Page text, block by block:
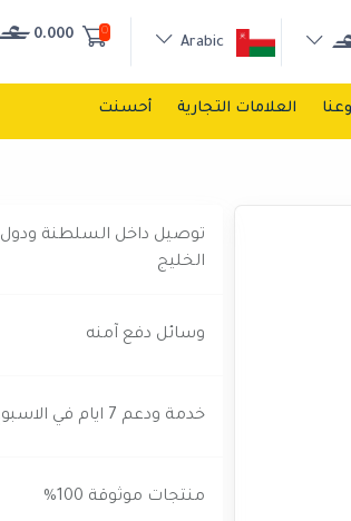
0
0.000
العلامات التجارية أحسنت
توصيل داخل السلطنة ودول
الخليج
وسائل دفع آمنه
خدمة ودعم 7 ايام في الاسبوع
منتجات موثوقة 100%